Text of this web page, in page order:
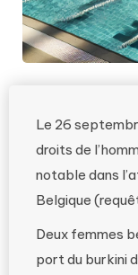
Le 26
droits de
notable dans
Belgique
Deux femmes
port du burkini